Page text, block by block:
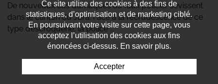
De nouveaux cas d’arnaques au faux policier sévissent
dans le canton du Jura. Face à la recrudescence de ce
type d’escroquerie, la police ...
Ce site utilise des cookies à des fins de
statistiques, d’optimisation et de marketing ciblé.
En poursuivant votre visite sur cette page, vous
acceptez l’utilisation des cookies aux fins
énoncées ci-dessus. En savoir plus.
Accepter